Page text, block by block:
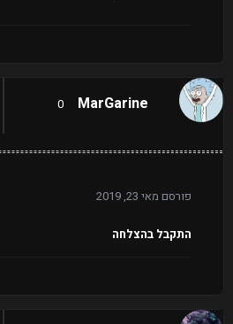
MarGarine
0
פורסם מאי 23, 2019
התקבל בהצלחה